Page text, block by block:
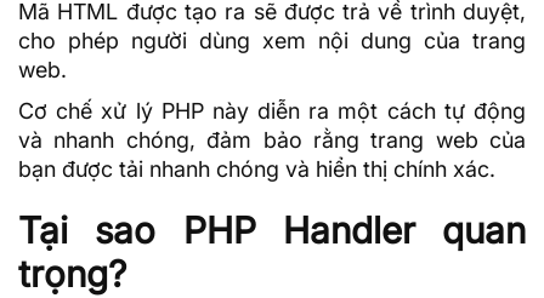
Mã HTML được tạo ra sẽ được trả về trình duyệt,
cho phép người dùng xem nội dung của trang
web.
Cơ chế xử lý PHP này diễn ra một cách tự động
và nhanh chóng, đảm bảo rằng trang web của
bạn được tải nhanh chóng và hiển thị chính xác.
Tại sao PHP Handler quan
trọng?